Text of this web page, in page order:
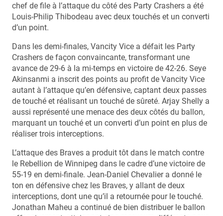
chef de file à l’attaque du côté des Party Crashers a été
Louis-Philip Thibodeau avec deux touchés et un converti
d’un point.
Dans les demi-finales, Vancity Vice a défait les Party
Crashers de façon convaincante, transformant une
avance de 29-6 à la mi-temps en victoire de 42-26. Seye
Akinsanmi a inscrit des points au profit de Vancity Vice
autant à l’attaque qu’en défensive, captant deux passes
de touché et réalisant un touché de sûreté. Arjay Shelly a
aussi représenté une menace des deux côtés du ballon,
marquant un touché et un converti d’un point en plus de
réaliser trois interceptions.
L’attaque des Braves a produit tôt dans le match contre
le Rebellion de Winnipeg dans le cadre d’une victoire de
55-19 en demi-finale. Jean-Daniel Chevalier a donné le
ton en défensive chez les Braves, y allant de deux
interceptions, dont une qu’il a retournée pour le touché.
Jonathan Maheu a continué de bien distribuer le ballon